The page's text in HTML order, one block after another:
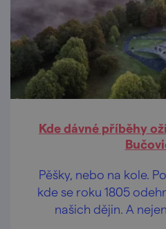
Kde dávné příběhy
Pěšky, nebo na kole.
kde se roku 1805
našich dějin. A